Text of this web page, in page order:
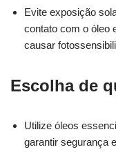
Evite exposição
contato com o óleo
causar
Escolha de
Utilize óleos
garantir segurança